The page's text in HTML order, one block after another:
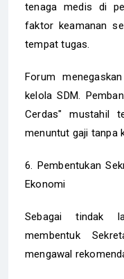
tenaga medis di
faktor keamanan
tempat tugas.
Forum
kelola SDM.
Cerdas" mustahil
menuntut gaji tanpa
6. Pembentukan
Ekonomi
Sebagai tindak
membentuk
mengawal